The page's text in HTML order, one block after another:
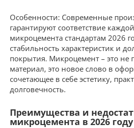
Особенности: Современные
гарантируют соответствие
микроцемента стандартам 2026
стабильность характеристик и
покрытия. Микроцемент – это не
материал, это новое слово в
сочетающее в себе эстетику,
долговечность.
Преимущества и
микроцемента в 2026 году